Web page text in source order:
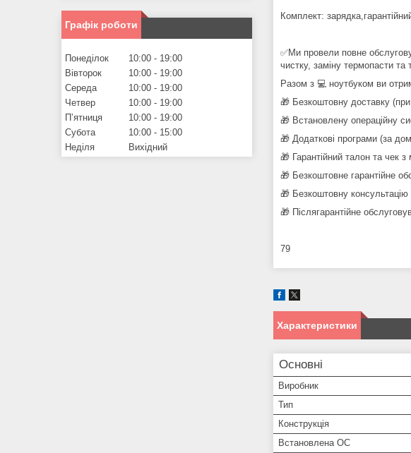
Комплект:
✅Ми провели повне
чистку, заміну термопасти та
Разом з 💻 ноутбуком ви
🎁 Безкоштовну доставку (при
🎁 Встановлену операційну
🎁 Додаткові програми (за
🎁 Гарантійний талон та чек
🎁 Безкоштовне гарантійне
🎁 Безкоштовну
🎁 Післягарантійне
79
Характеристики
Основні
Виробник
Тип
Конструкція
Встановлена ОС
Графік роботи
Понеділок 10:00
19:00
Вівторок
10:00
19:00
Середа
10:00
19:00
Четвер
10:00
19:00
Пʼятниця
10:00
19:00
Субота
10:00
15:00
Неділя
Вихідний